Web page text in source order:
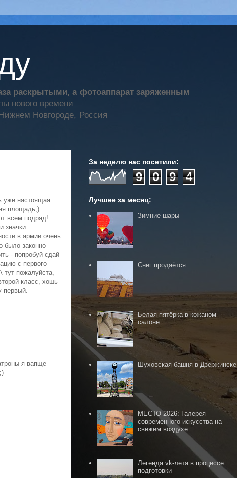
раскрытыми, а фотоаппарат заряженным
нового времени
Новгороде, Россия
уже настоящая
площадь;)
всем подряд!
значки
в армии очень
было законно
- попробуй сдай
с первого
тут пожалуйста,
класс, хошь
первый.
я вапще
За неделю нас посетили:
9 0 9 4
Лучшее за месяц:
Зимние шары
Снег продаётся
Белая пятёрка в кожаном
салоне
Шуховская башня в Дзержинске
МЕСТО-2026: Галерея
современного искусства на
свежем воздухе
Легенда vk-лета в процессе
подготовки